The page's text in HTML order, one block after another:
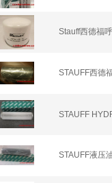
Stauff西德福
STAUFF西德
STAUFF
STAUFF液压